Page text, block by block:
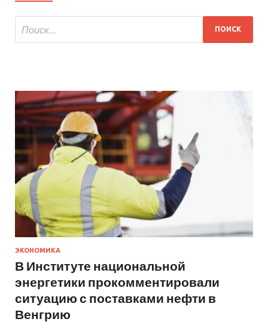
ЭКОНОМИКА
В Институте национальной
энергетики прокомментировали
ситуацию с поставками нефти в
Венгрию